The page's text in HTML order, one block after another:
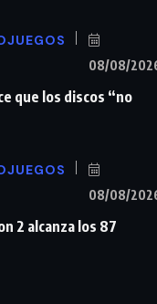
08/08/
que los discos “no
08/08/
2 alcanza los 87